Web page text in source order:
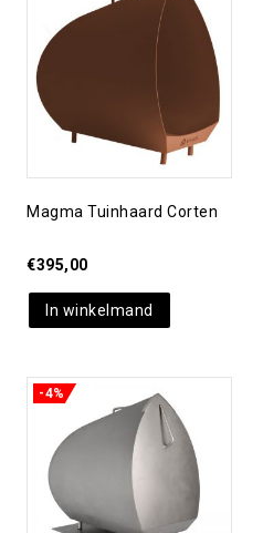
Magma Tuinhaard Corten
€395,00
In winkelmand
-4%